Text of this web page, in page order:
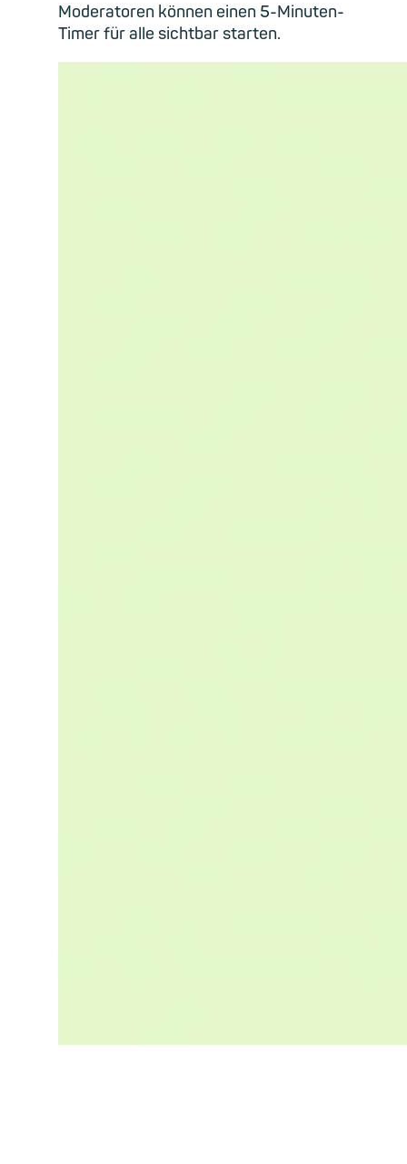
Moderatoren können einen 5-Minuten-
Timer für alle sichtbar starten.